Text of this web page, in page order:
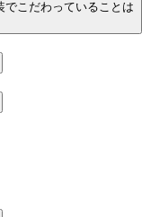
でこだわっていることは